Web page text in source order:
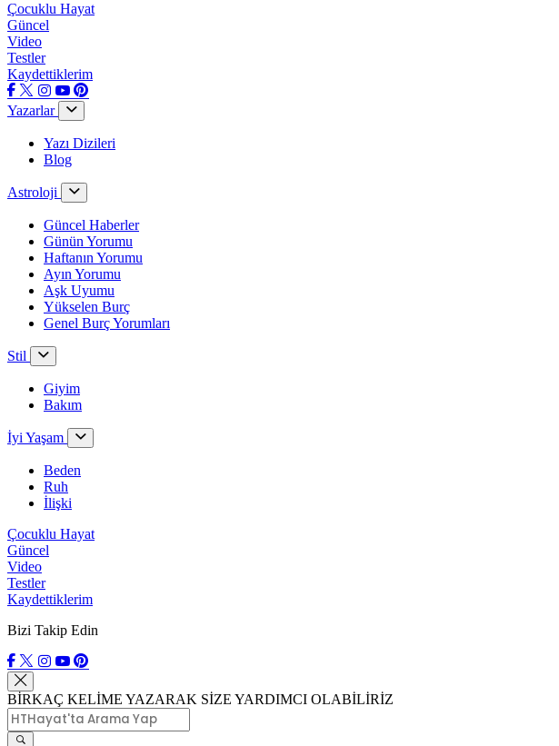
Çocuklu Hayat
Güncel
Video
Testler
Kaydettiklerim
Yazarlar
Yazı Dizileri
Blog
Astroloji
Güncel Haberler
Günün Yorumu
Haftanın Yorumu
Ayın Yorumu
Aşk Uyumu
Yükselen Burç
Genel Burç Yorumları
Stil
Giyim
Bakım
İyi Yaşam
Beden
Ruh
İlişki
Çocuklu Hayat
Güncel
Video
Testler
Kaydettiklerim
Bizi Takip Edin
BİRKAÇ KELİME YAZARAK SİZE YARDIMCI OLABİLİRİZ